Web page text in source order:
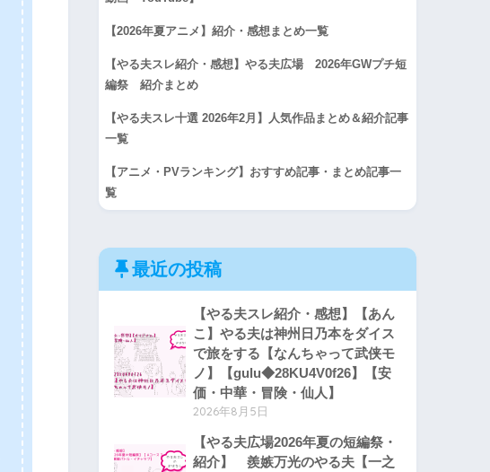
【2026年夏アニメ】紹介・感想まとめ一覧
【やる夫スレ紹介・感想】やる夫広場 2026年GWプチ短
編祭 紹介まとめ
【やる夫スレ十選 2026年2月】人気作品まとめ＆紹介記事
一覧
【アニメ・PVランキング】おすすめ記事・まとめ記事一
覧
最近の投稿
【やる夫スレ紹介・感想】【あん
こ】やる夫は神州日乃本をダイス
で旅をする【なんちゃって武侠モ
ノ】【gulu◆28KU4V0f26】【安
価・中華・冒険・仙人】
2026年8月5日
【やる夫広場2026年夏の短編祭・
紹介】 羨嫉万光のやる夫【一之